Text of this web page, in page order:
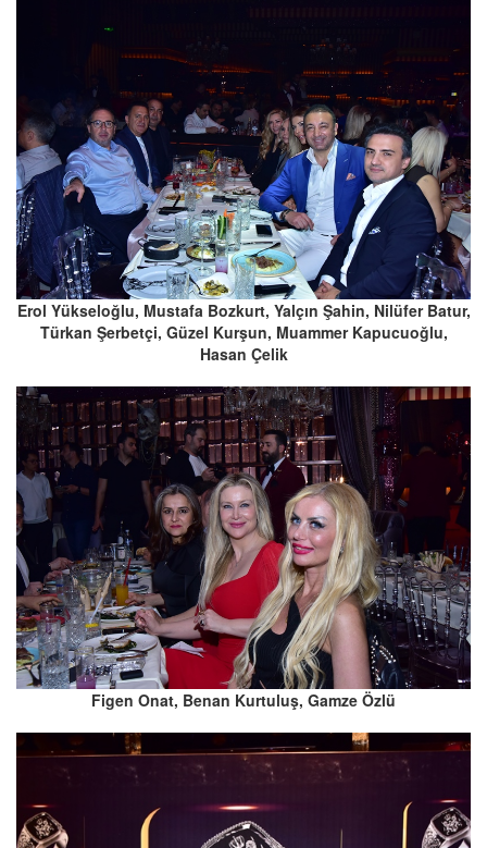
Erol Yükseloğlu, Mustafa Bozkurt, Yalçın Şahin, Nilüfer Batur,
Türkan Şerbetçi, Güzel Kurşun, Muammer Kapucuoğlu,
Hasan Çelik
Figen Onat, Benan Kurtuluş, Gamze Özlü